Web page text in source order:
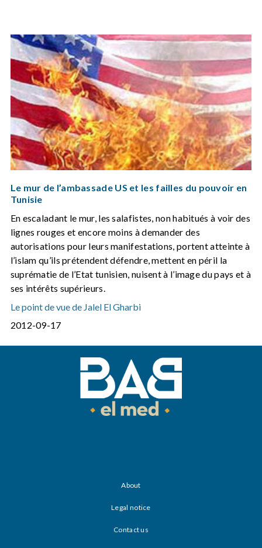
Le mur de l’ambassade US et les failles du pouvoir en
Tunisie
En escaladant le mur, les salafistes, non habitués à voir des
lignes rouges et encore moins à demander des
autorisations pour leurs manifestations, portent atteinte à
l’islam qu’ils prétendent défendre, mettent en péril la
suprématie de l’Etat tunisien, nuisent à l’image du pays et à
ses intérêts supérieurs.
Le point de vue de Jalel El Gharbi
2012-09-17
About
Legal notice
Contact us